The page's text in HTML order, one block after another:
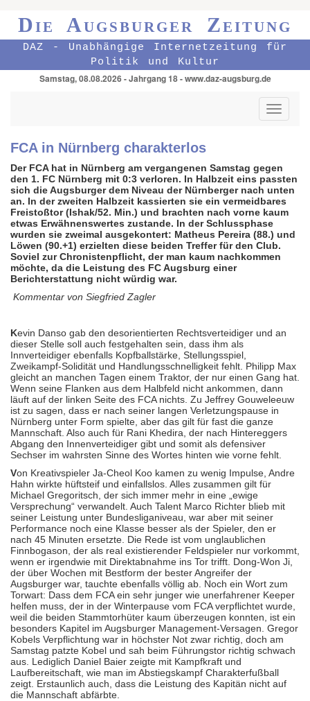
Die Augsburger Zeitung
DAZ - Unabhängige Internetzeitung für
Politik und Kultur
Samstag, 08.08.2026 - Jahrgang 18 - www.daz-augsburg.de
Toggle
FCA in Nürnberg charakterlos
Der FCA hat in Nürnberg am vergangenen Samstag gegen
den 1. FC Nürnberg mit 0:3 verloren. In Halbzeit eins passten
sich die Augsburger dem Niveau der Nürnberger nach unten
an. In der zweiten Halbzeit kassierten sie ein vermeidbares
Freistoßtor (Ishak/52. Min.) und brachten nach vorne kaum
etwas Erwähnenswertes zustande. In der Schlussphase
wurden sie zweimal ausgekontert: Matheus Pereira (88.) und
Löwen (90.+1) erzielten diese beiden Treffer für den Club.
Soviel zur Chronistenpflicht, der man kaum nachkommen
möchte, da die Leistung des FC Augsburg einer
Berichterstattung nicht würdig war.
Kommentar von Siegfried Zagler
Kevin Danso gab den desorientierten Rechtsverteidiger und an
dieser Stelle soll auch festgehalten sein, dass ihm als
Innverteidiger ebenfalls Kopfballstärke, Stellungsspiel,
Zweikampf-Solidität und Handlungsschnelligkeit fehlt. Philipp Max
gleicht an manchen Tagen einem Traktor, der nur einen Gang hat.
Wenn seine Flanken aus dem Halbfeld nicht ankommen, dann
läuft auf der linken Seite des FCA nichts. Zu Jeffrey Gouweleeuw
ist zu sagen, dass er nach seiner langen Verletzungspause in
Nürnberg unter Form spielte, aber das gilt für fast die ganze
Mannschaft. Also auch für Rani Khedira, der nach Hintereggers
Abgang den Innenverteidiger gibt und somit als defensiver
Sechser im wahrsten Sinne des Wortes hinten wie vorne fehlt.
Von Kreativspieler Ja-Cheol Koo kamen zu wenig Impulse, Andre
Hahn wirkte hüftsteif und einfallslos. Alles zusammen gilt für
Michael Gregoritsch, der sich immer mehr in eine „ewige
Versprechung“ verwandelt. Auch Talent Marco Richter blieb mit
seiner Leistung unter Bundesliganiveau, war aber mit seiner
Performance noch eine Klasse besser als der Spieler, den er
nach 45 Minuten ersetzte. Die Rede ist vom unglaublichen
Finnbogason, der als real existierender Feldspieler nur vorkommt,
wenn er irgendwie mit Direktabnahme ins Tor trifft. Dong-Won Ji,
der über Wochen mit Bestform der bester Angreifer der
Augsburger war, tauchte ebenfalls völlig ab. Noch ein Wort zum
Torwart: Dass dem FCA ein sehr junger wie unerfahrener Keeper
helfen muss, der in der Winterpause vom FCA verpflichtet wurde,
weil die beiden Stammtorhüter kaum überzeugen konnten, ist ein
besonders Kapitel im Augsburger Management-Versagen. Gregor
Kobels Verpflichtung war in höchster Not zwar richtig, doch am
Samstag patzte Kobel und sah beim Führungstor richtig schwach
aus. Lediglich Daniel Baier zeigte mit Kampfkraft und
Laufbereitschaft, wie man im Abstiegskampf Charakterfußball
zeigt. Erstaunlich auch, dass die Leistung des Kapitän nicht auf
die Mannschaft abfärbte.